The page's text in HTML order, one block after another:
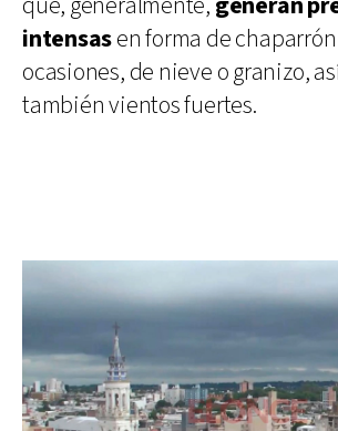
intensasen forma de
ocasiones, de nieve o granizo,
también vientos fuertes.